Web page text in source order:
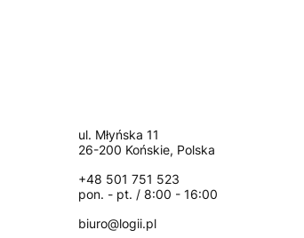
Adres:
ul. Młyńska 11
26-200 Końskie, Polska
+48 501 751 523
pon. - pt. / 8:00 - 16:00
biuro@logii.pl